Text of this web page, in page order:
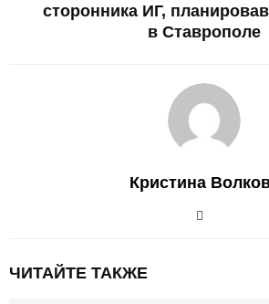
сторонника ИГ,
в Ставрополе
Кристина
ЧИТАЙТЕ ТАКЖЕ